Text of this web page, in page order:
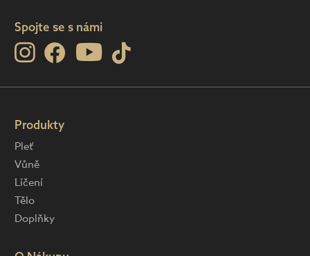
Spojte se s námi
Produkty
Pleť
Vůně
Líčení
Tělo
Doplňky